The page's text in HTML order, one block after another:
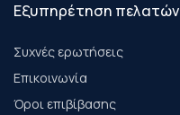
Εξυπηρέτηση πελατών
Συχνές ερωτήσεις
Επικοινωνία
Όροι επιβίβασης